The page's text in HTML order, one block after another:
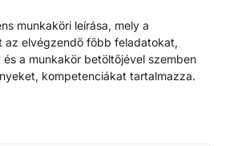
munkaköri leírása, mely a
az elvégzendő főbb feladatokat,
a munkakör betöltőjével szemben
kompetenciákat tartalmazza.